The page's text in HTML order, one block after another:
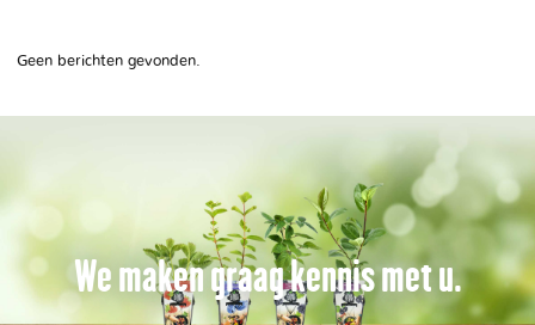
Geen berichten gevonden.
We maken graag kennis met u.